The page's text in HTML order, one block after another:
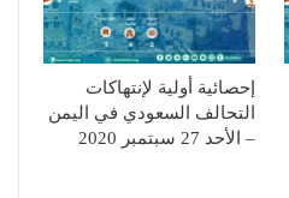
إحصائية أولية لإنتهاكات
التحالف السعودي في اليمن
– الأحد 27 سبتمبر 2020